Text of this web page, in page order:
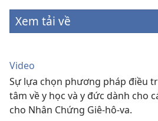
Xem tải về
Video
Sự lựa chọn phương pháp điều
tâm về y học và y đức dành cho
cho Nhân Chứng Giê-hô-va.